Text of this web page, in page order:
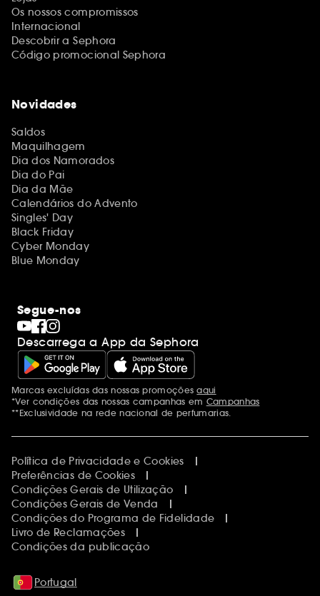
Os nossos compromissos
Internacional
Descobrir a Sephora
Código promocional Sephora
Novidades
Saldos
Maquilhagem
Dia dos Namorados
Dia do Pai
Dia da Mãe
Calendários do Advento
Singles' Day
Black Friday
Cyber Monday
Blue Monday
Segue-nos
Descarrega a App da Sephora
Menções adicionais
Marcas excluídas das nossas promoçõesaqui
*Ver condições das nossas campanhas em Campanhas
**Exclusividade na rede nacional de perfumarias.
Política de Privacidade e Cookies
Preferências de Cookies
Condições Gerais de Utilização
Condições Gerais de Venda
Condições do Programa de Fidelidade
Livro de Reclamações
Condições da publicação
Portugal